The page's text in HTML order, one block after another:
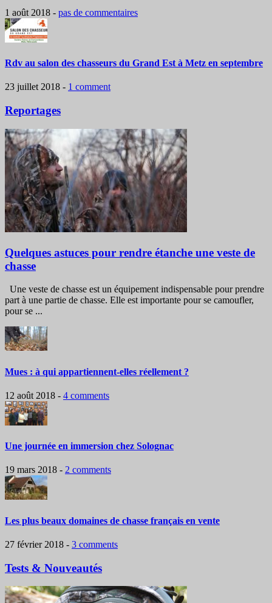
1 août 2018 - pas de commentaires
Rdv au salon des chasseurs du Grand Est à Metz en septembre
23 juillet 2018 - 1 comment
Reportages
Quelques astuces pour rendre étanche une veste de
chasse
Une veste de chasse est un équipement indispensable pour prendre
part à une partie de chasse. Elle est importante pour se camoufler,
pour se ...
Mues : à qui appartiennent-elles réellement ?
12 août 2018 - 4 comments
Une journée en immersion chez Solognac
19 mars 2018 - 2 comments
Les plus beaux domaines de chasse français en vente
27 février 2018 - 3 comments
Tests & Nouveautés